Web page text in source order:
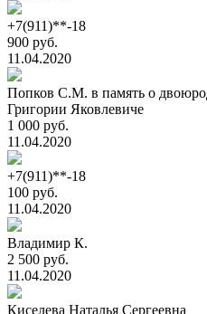
+7(911)**-18
900 руб.
11.04.2020
Попков С.М. в память о
Григории Яковлевиче
1 000 руб.
11.04.2020
+7(911)**-18
100 руб.
11.04.2020
Владимир К.
2 500 руб.
11.04.2020
Киселева Наталья Сергеевна